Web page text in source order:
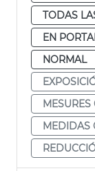
TODAS
EN
NORMAL
MESURES
MEDIDAS